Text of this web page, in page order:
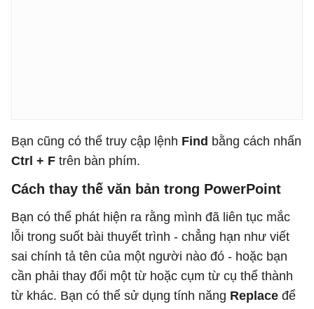
Bạn cũng có thể truy cập lệnh Find bằng cách nhấn
Ctrl + F trên bàn phím.
Cách thay thế văn bản trong PowerPoint
Bạn có thể phát hiện ra rằng mình đã liên tục mắc
lỗi trong suốt bài thuyết trình - chẳng hạn như viết
sai chính tả tên của một người nào đó - hoặc bạn
cần phải thay đổi một từ hoặc cụm từ cụ thể thành
từ khác. Bạn có thể sử dụng tính năng Replace để